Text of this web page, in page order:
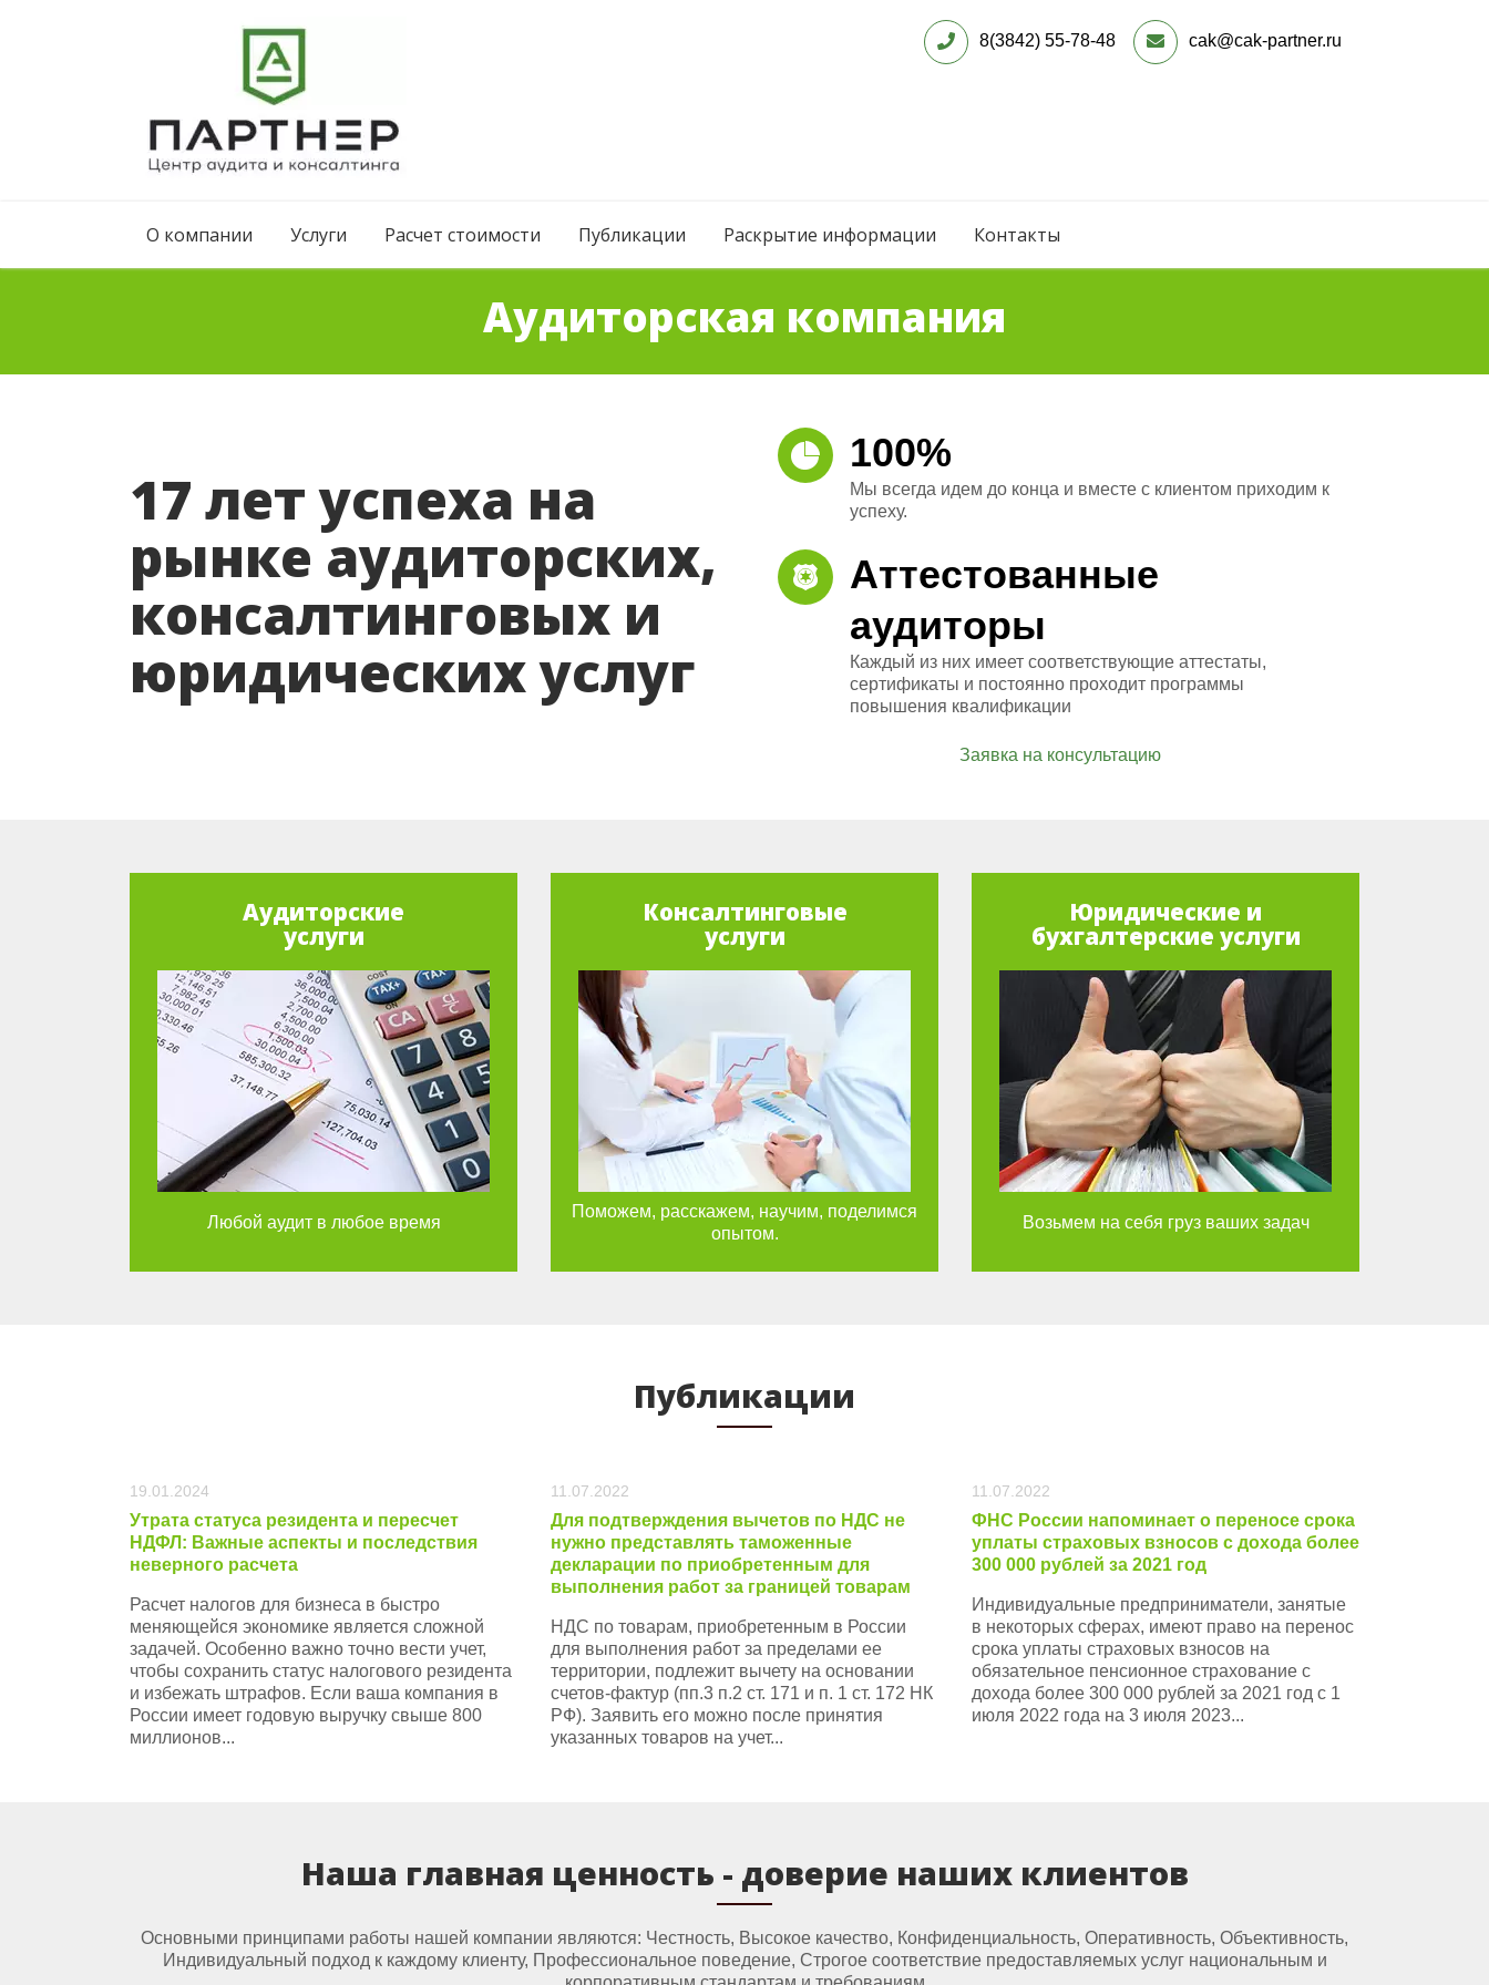
консалтинга
«Партнер»
8(3842) 55-78-48 cak@cak-partner.ru
О компании Услуги Расчет стоимости Публикации Раскрытие информации Контакты
Аудиторская компания
17 лет успеха на
рынке аудиторских,
консалтинговых и
юридических услуг
100%
Мы всегда идем до конца и вместе с клиентом приходим к
успеху.
Аттестованные
аудиторы
Каждый из них имеет соответствующие аттестаты,
сертификаты и постоянно проходит программы
повышения квалификации
Заявка на консультацию
Аудиторские
услуги
Любой аудит в любое время
Консалтинговые
услуги
Поможем, расскажем, научим, поделимся
опытом.
Юридические и
бухгалтерские услуги
Возьмем на себя груз ваших задач
Публикации
19.01.2024
Утрата статуса резидента и пересчет
НДФЛ: Важные аспекты и последствия
неверного расчета
Расчет налогов для бизнеса в быстро
меняющейся экономике является сложной
задачей. Особенно важно точно вести учет,
чтобы сохранить статус налогового резидента
и избежать штрафов. Если ваша компания в
России имеет годовую выручку свыше 800
миллионов...
11.07.2022
Для подтверждения вычетов по НДС не
нужно представлять таможенные
декларации по приобретенным для
выполнения работ за границей товарам
НДС по товарам, приобретенным в России
для выполнения работ за пределами ее
территории, подлежит вычету на основании
счетов-фактур (пп.3 п.2 ст. 171 и п. 1 ст. 172 НК
РФ). Заявить его можно после принятия
указанных товаров на учет...
11.07.2022
ФНС России напоминает о переносе срока
уплаты страховых взносов с дохода более
300 000 рублей за 2021 год
Индивидуальные предприниматели, занятые
в некоторых сферах, имеют право на перенос
срока уплаты страховых взносов на
обязательное пенсионное страхование с
дохода более 300 000 рублей за 2021 год с 1
июля 2022 года на 3 июля 2023...
Наша главная ценность - доверие наших клиентов
Основными принципами работы нашей компании являются: Честность, Высокое качество, Конфиденциальность, Оперативность, Объективность,
Индивидуальный подход к каждому клиенту, Профессиональное поведение, Строгое соответствие предоставляемых услуг национальным и